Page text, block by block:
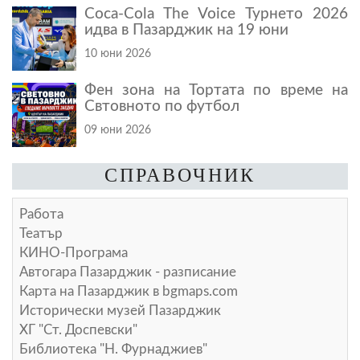
Coca-Cola The Voice Турнето 2026
идва в Пазарджик на 19 юни
10 юни 2026
Фен зона на Тортата по време на
Свтовното по футбол
09 юни 2026
СПРАВОЧНИК
Работа
Театър
КИНО-Програма
Автогара Пазарджик - разписание
Карта на Пазарджик в bgmaps.com
Исторически музей Пазарджик
ХГ "Ст. Доспевски"
Библиотека "Н. Фурнаджиев"